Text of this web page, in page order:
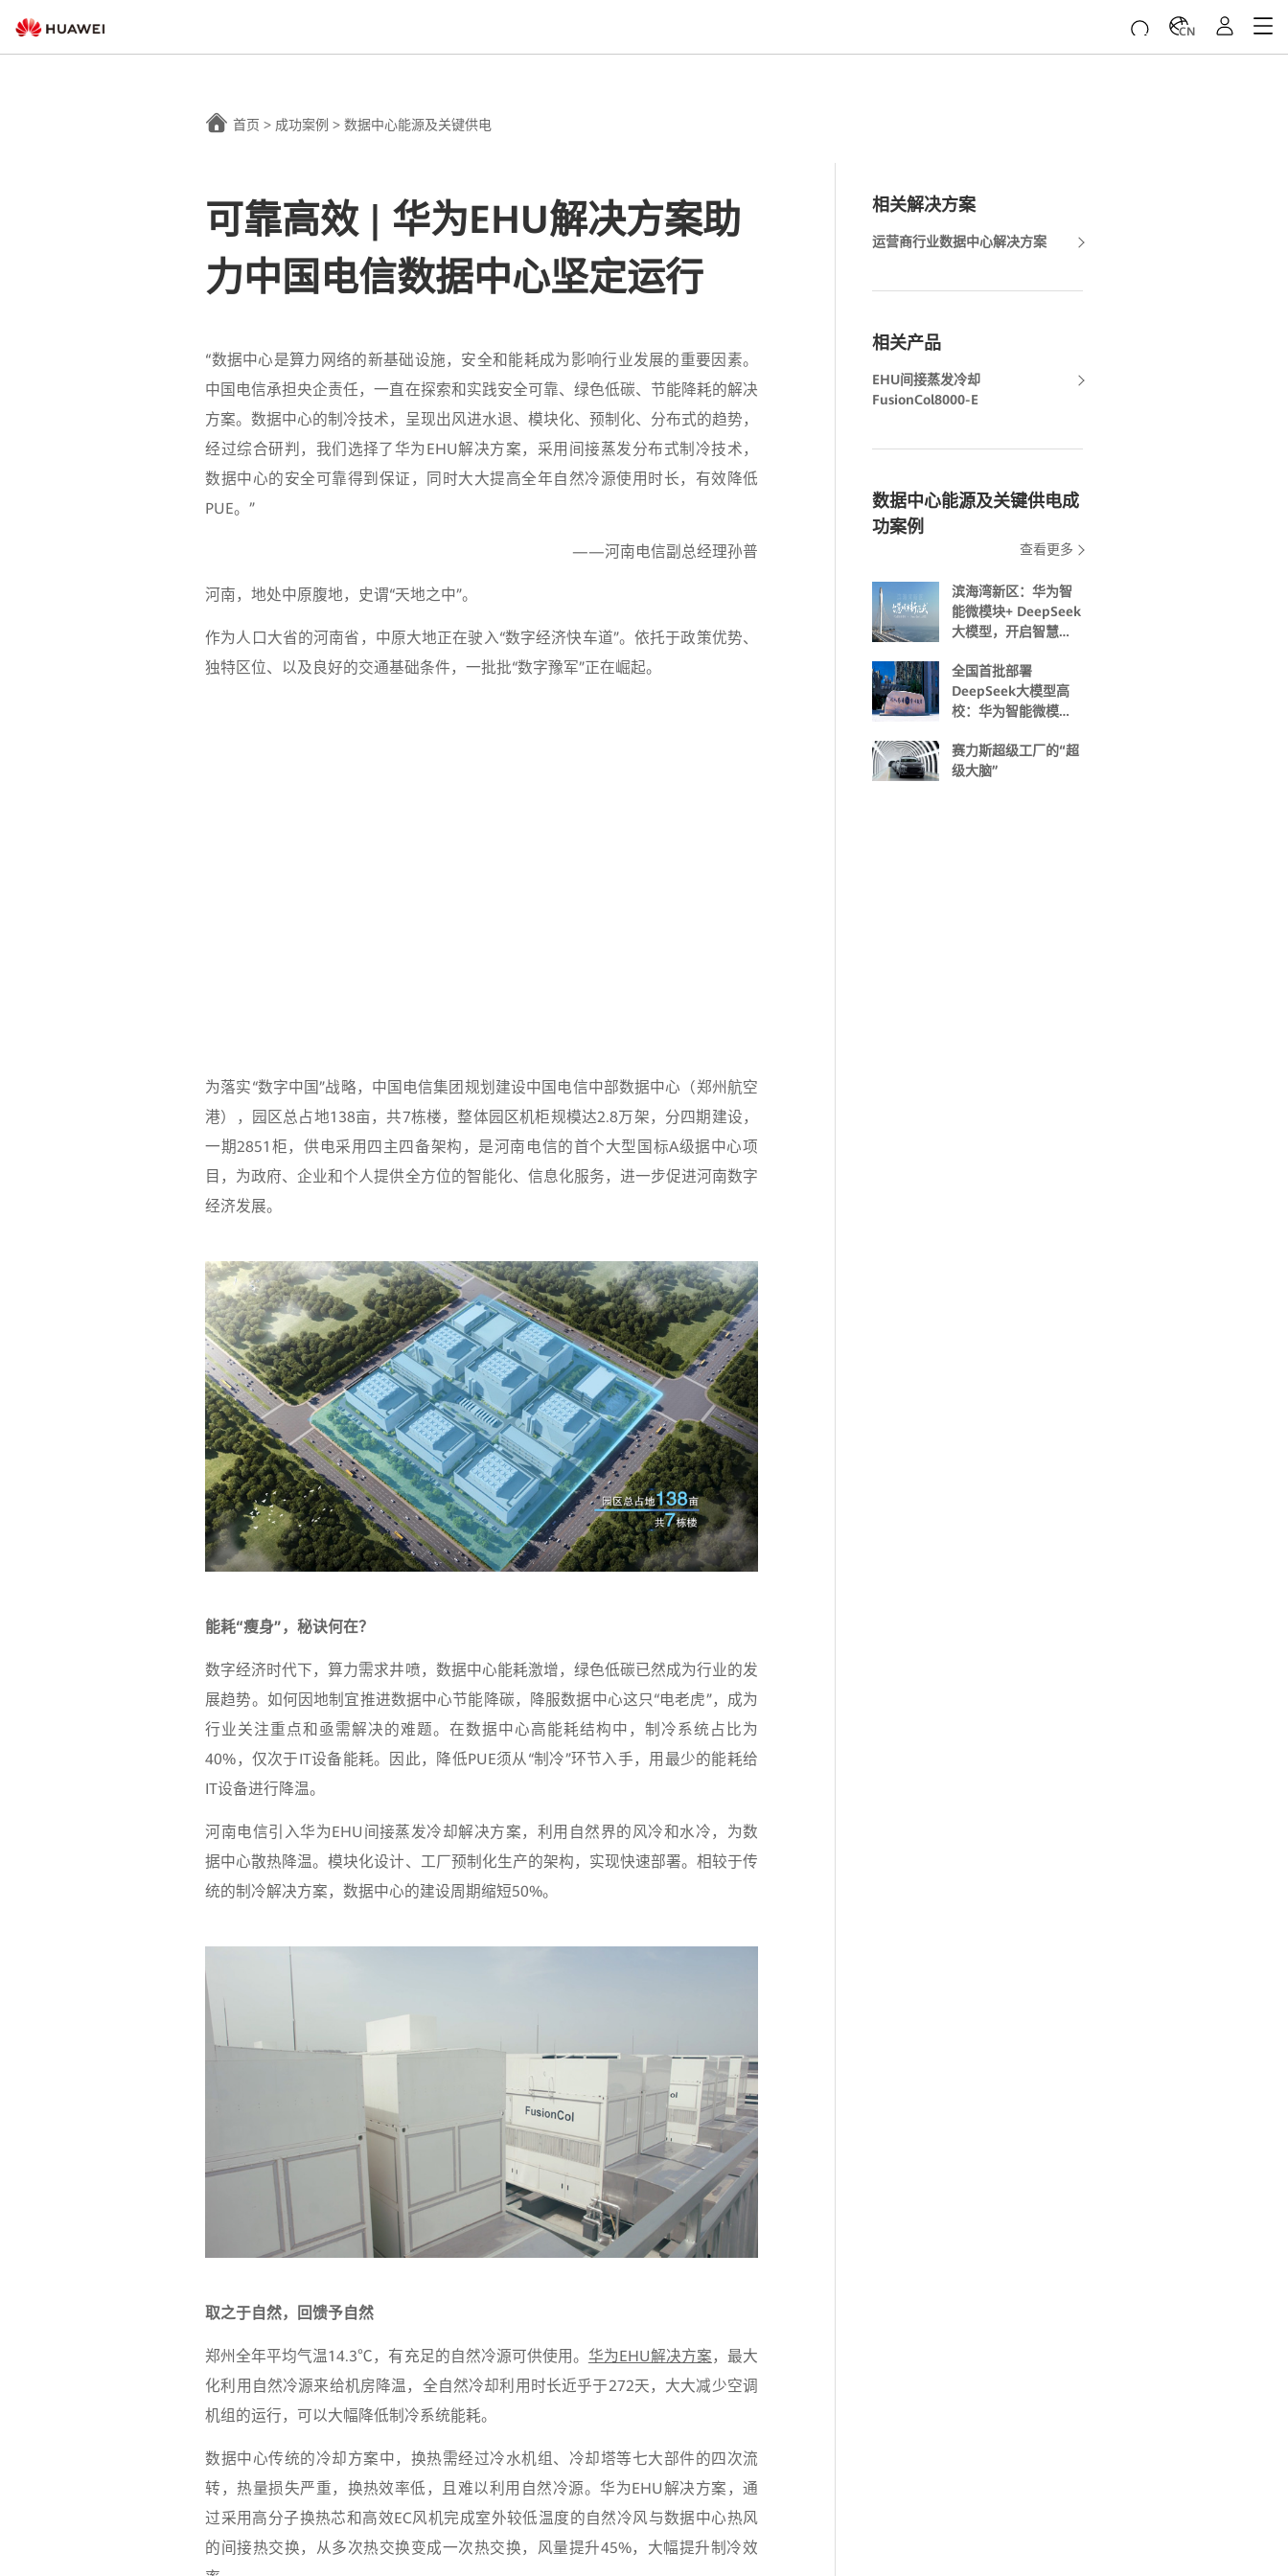
CN
首页 > 成功案例 >数据中心能源及关键供电
可靠高效 | 华为EHU解决方案助
力中国电信数据中心坚定运行
“数据中心是算力网络的新基础设施，安全和能耗成为影响行业发展的重要因素。
中国电信承担央企责任，一直在探索和实践安全可靠、绿色低碳、节能降耗的解决
方案。数据中心的制冷技术，呈现出风进水退、模块化、预制化、分布式的趋势，
经过综合研判，我们选择了华为EHU解决方案，采用间接蒸发分布式制冷技术，
数据中心的安全可靠得到保证，同时大大提高全年自然冷源使用时长，有效降低
PUE。”
——河南电信副总经理孙普
河南，地处中原腹地，史谓“天地之中”。
作为人口大省的河南省，中原大地正在驶入“数字经济快车道”。依托于政策优势、
独特区位、以及良好的交通基础条件，一批批“数字豫军”正在崛起。
为落实“数字中国”战略，中国电信集团规划建设中国电信中部数据中心（郑州航空
港），园区总占地138亩，共7栋楼，整体园区机柜规模达2.8万架，分四期建设，
一期2851柜，供电采用四主四备架构，是河南电信的首个大型国标A级据中心项
目，为政府、企业和个人提供全方位的智能化、信息化服务，进一步促进河南数字
经济发展。
能耗“瘦身”，秘诀何在？
数字经济时代下，算力需求井喷，数据中心能耗激增，绿色低碳已然成为行业的发
展趋势。如何因地制宜推进数据中心节能降碳，降服数据中心这只“电老虎”，成为
行业关注重点和亟需解决的难题。在数据中心高能耗结构中，制冷系统占比为
40%，仅次于IT设备能耗。因此，降低PUE须从“制冷”环节入手，用最少的能耗给
IT设备进行降温。
河南电信引入华为EHU间接蒸发冷却解决方案，利用自然界的风冷和水冷，为数
据中心散热降温。模块化设计、工厂预制化生产的架构，实现快速部署。相较于传
统的制冷解决方案，数据中心的建设周期缩短50%。
取之于自然，回馈予自然
郑州全年平均气温14.3℃，有充足的自然冷源可供使用。 华为EHU解决方案，最大
化利用自然冷源来给机房降温，全自然冷却利用时长近乎于272天，大大减少空调
机组的运行，可以大幅降低制冷系统能耗。
数据中心传统的冷却方案中，换热需经过冷水机组、冷却塔等七大部件的四次流
转，热量损失严重，换热效率低，且难以利用自然冷源。华为EHU解决方案，通
过采用高分子换热芯和高效EC风机完成室外较低温度的自然冷风与数据中心热风
的间接热交换，从多次热交换变成一次热交换，风量提升45%，大幅提升制冷效
相关解决方案
运营商行业数据中心解决方案
相关产品
EHU间接蒸发冷却
FusionCol8000-E
数据中心能源及关键供电成
功案例
查看更多
滨海湾新区：华为智
能微模块+ DeepSeek
大模型，开启智慧城
全国首批部署
DeepSeek大模型高
校：华为智能微模块
“智慧教育新生态”
赛力斯超级工厂的“超
级大脑”